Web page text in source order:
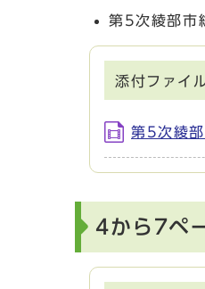
第5次綾部市
添付ファイ
第5次綾
4から7ペ